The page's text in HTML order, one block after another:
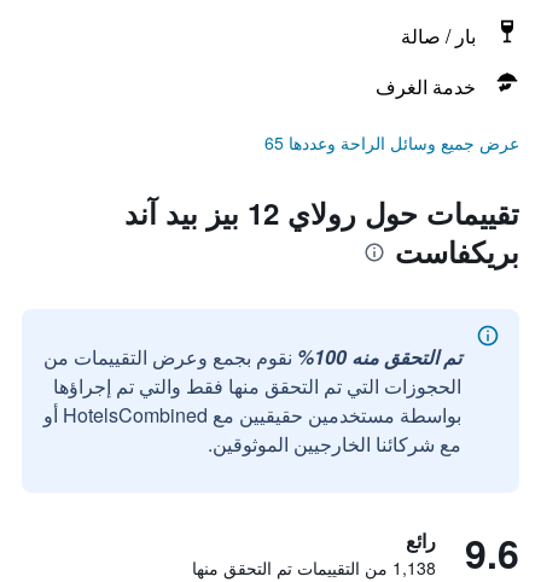
بار / صالة
خدمة الغرف
عرض جميع وسائل الراحة وعددها 65
تقييمات حول رولاي 12 بيز بيد آند
بريكفاست
تم التحقق منه 100%
نقوم بجمع وعرض التقييمات من
الحجوزات التي تم التحقق منها فقط والتي تم إجراؤها
بواسطة مستخدمين حقيقيين مع HotelsCombined أو
مع شركائنا الخارجيين الموثوقين.
9.6 رائع
1,138 من التقييمات تم التحقق منها